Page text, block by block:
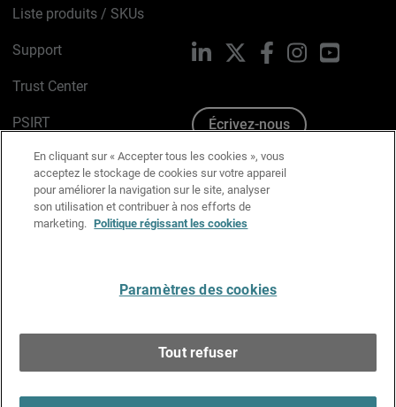
Liste produits / SKUs
Support
Trust Center
PSIRT
Avis sur les cookies
Politique de confidentialité
Charte Graphique
LinkedIn FacebookInstagramYouTube
Écrivez-nous
En cliquant sur « Accepter tous les cookies », vous
acceptez le stockage de cookies sur votre appareil
pour améliorer la navigation sur le site, analyser
son utilisation et contribuer à nos efforts de
marketing. Politique régissant les cookies
Paramètres des cookies
Tout refuser